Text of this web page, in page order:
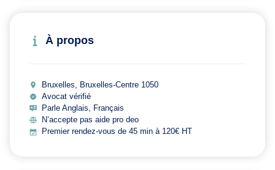
À propos
Bruxelles, Bruxelles-Centre 1050
Avocat vérifié
Parle Anglais, Français
N’accepte pas aide pro deo
Premier rendez-vous de 45 min à 120€ HT